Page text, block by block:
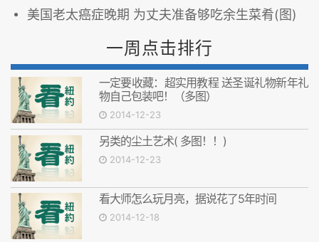
美国老太癌症晚期 为丈夫准备够吃余生菜肴(图)
一周点击排行
一定要收藏：超实用教程 送圣诞礼物新年礼
物自己包装吧！（多图）
2014-12-23
另类的尘土艺术( 多图！！)
2014-12-23
看大师怎么玩月亮，据说花了5年时间
2014-12-18